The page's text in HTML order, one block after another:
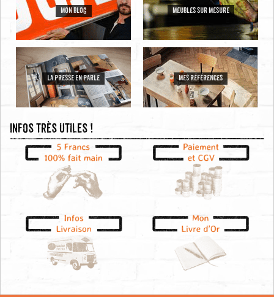
MON BLOG MEUBLES SUR MESURE
LA PRESSE EN PARLE MES RÉFÉRENCES
Infos très utiles !